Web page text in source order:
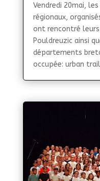
Vendredi 20mai,
régionaux,
ont rencontré
Pouldreuzic ainsi
départements
occupée: urban